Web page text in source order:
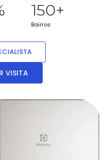
Bairros
150+
VISITA